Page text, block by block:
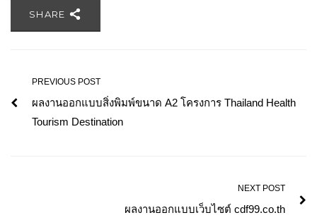
SHARE
PREVIOUS POST
ผลงานออกแบบสิ่งพิมพ์ขนาด A2 โครงการ Thailand Health
Tourism Destination
NEXT POST
ผลงานออกแบบเว็บไซต์ cdf99.co.th